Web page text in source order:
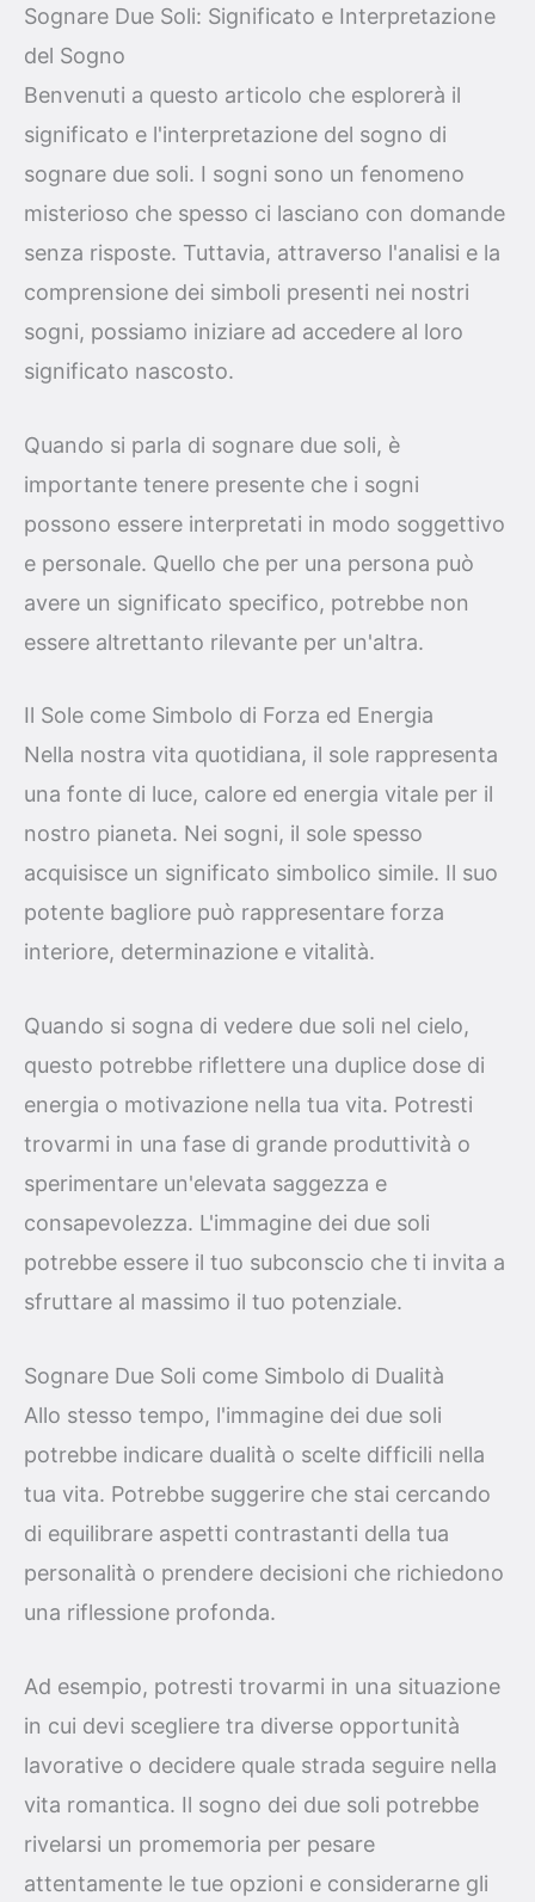
Sognare Due Soli: Significato e Interpretazione
del Sogno
Benvenuti a questo articolo che esplorerà il
significato e l'interpretazione del sogno di
sognare due soli. I sogni sono un fenomeno
misterioso che spesso ci lasciano con domande
senza risposte. Tuttavia, attraverso l'analisi e la
comprensione dei simboli presenti nei nostri
sogni, possiamo iniziare ad accedere al loro
significato nascosto.
Quando si parla di sognare due soli, è
importante tenere presente che i sogni
possono essere interpretati in modo soggettivo
e personale. Quello che per una persona può
avere un significato specifico, potrebbe non
essere altrettanto rilevante per un'altra.
Il Sole come Simbolo di Forza ed Energia
Nella nostra vita quotidiana, il sole rappresenta
una fonte di luce, calore ed energia vitale per il
nostro pianeta. Nei sogni, il sole spesso
acquisisce un significato simbolico simile. Il suo
potente bagliore può rappresentare forza
interiore, determinazione e vitalità.
Quando si sogna di vedere due soli nel cielo,
questo potrebbe riflettere una duplice dose di
energia o motivazione nella tua vita. Potresti
trovarmi in una fase di grande produttività o
sperimentare un'elevata saggezza e
consapevolezza. L'immagine dei due soli
potrebbe essere il tuo subconscio che ti invita a
sfruttare al massimo il tuo potenziale.
Sognare Due Soli come Simbolo di Dualità
Allo stesso tempo, l'immagine dei due soli
potrebbe indicare dualità o scelte difficili nella
tua vita. Potrebbe suggerire che stai cercando
di equilibrare aspetti contrastanti della tua
personalità o prendere decisioni che richiedono
una riflessione profonda.
Ad esempio, potresti trovarmi in una situazione
in cui devi scegliere tra diverse opportunità
lavorative o decidere quale strada seguire nella
vita romantica. Il sogno dei due soli potrebbe
rivelarsi un promemoria per pesare
attentamente le tue opzioni e considerarne gli